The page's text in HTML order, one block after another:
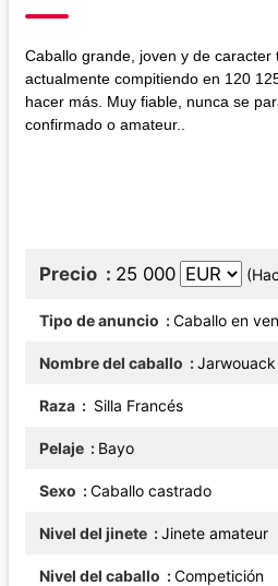
Caballo grande, joven y de caracter
actualmente compitiendo en 120
hacer más. Muy fiable, nunca se
confirmado o amateur..
Precio 25 000
Tipo de anuncio Caballo en
Nombre del caballo
Raza Silla Francés
Pelaje Bayo
Sexo Caballo castrado
Nivel del jinete Jinete amateur
Nivel del caballo Competición